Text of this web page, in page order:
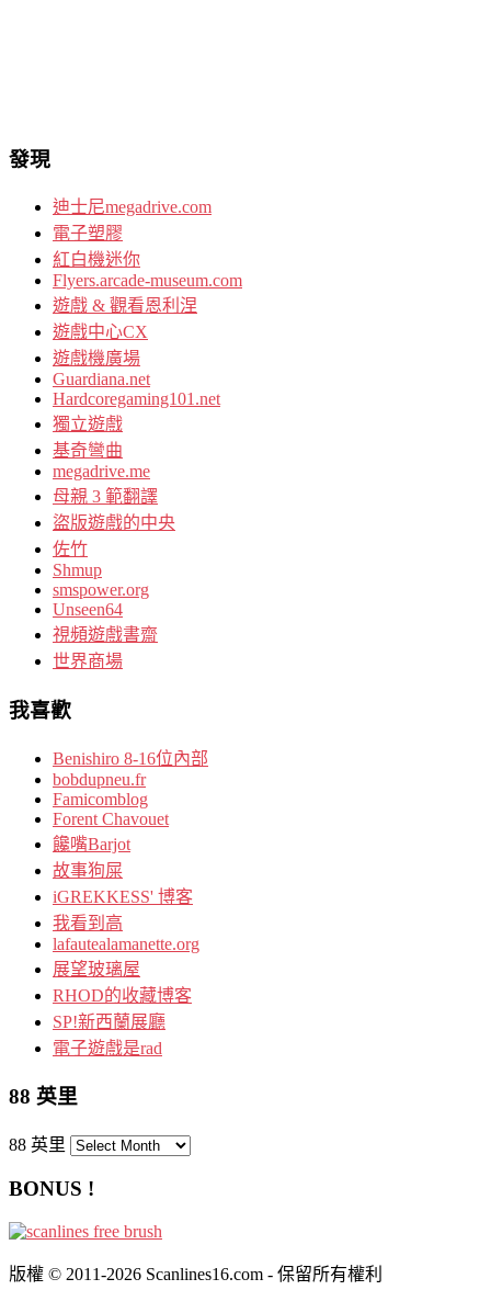
發現
迪士尼megadrive.com
電子塑膠
紅白機迷你
Flyers.arcade-museum.com
遊戲 & 觀看恩利涅
遊戲中心CX
遊戲機廣場
Guardiana.net
Hardcoregaming101.net
獨立遊戲
基奇彎曲
megadrive.me
母親 3 範翻譯
盜版遊戲的中央
佐竹
Shmup
smspower.org
Unseen64
視頻遊戲書齋
世界商場
我喜歡
Benishiro 8-16位內部
bobdupneu.fr
Famicomblog
Forent Chavouet
饞嘴Barjot
故事狗屎
iGREKKESS' 博客
我看到高
lafautealamanette.org
展望玻璃屋
RHOD的收藏博客
SP!新西蘭展廳
電子遊戲是rad
88 英里
88 英里
BONUS !
版權 © 2011-2026 Scanlines16.com - 保留所有權利